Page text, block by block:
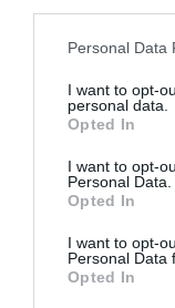
Personal Data
I want to opt-
personal data.
Opted In
I want to opt-
Personal Data.
Opted In
I want to opt-
Personal Data
Opted In
Articolo
Ministero
informazioni
permanenza
Articolo seguente
Bollettino
sotto quota